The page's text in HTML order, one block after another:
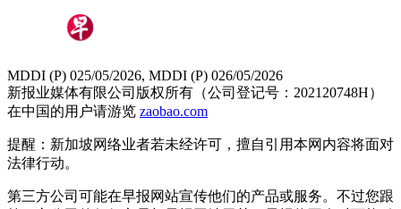
MDDI (P) 025/05/2026, MDDI (P) 026/05/2026
新报业媒体有限公司版权所有（公司登记号：202120748H）
在中国的用户请游览 zaobao.com
提醒：新加坡网络业者若未经许可，擅自引用本网内容将面对
法律行动。
第三方公司可能在早报网站宣传他们的产品或服务。不过您跟